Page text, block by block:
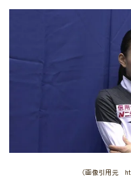
（画像引用元